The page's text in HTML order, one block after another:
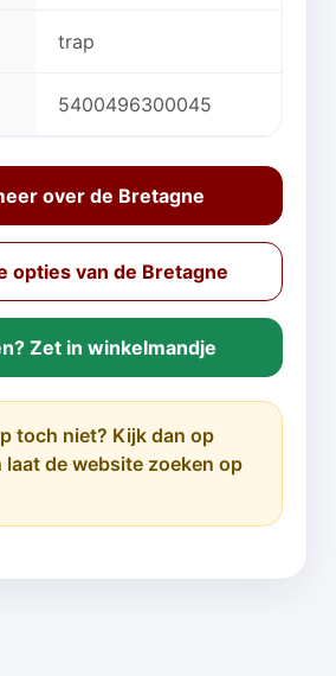
trap
5400496300045
over de Bretagne
opties van de Bretagne
Zet in winkelmandje
toch niet? Kijk dan op
laat de website zoeken op